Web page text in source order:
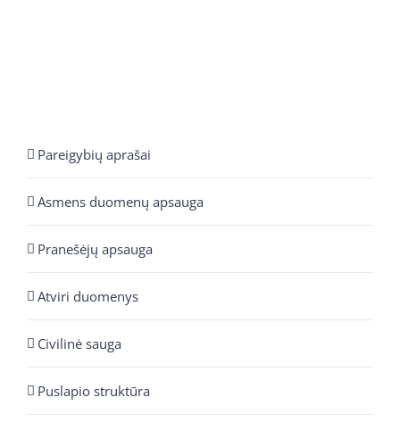
Pareigybių aprašai
Asmens duomenų apsauga
Pranešėjų apsauga
Atviri duomenys
Civilinė sauga
Puslapio struktūra